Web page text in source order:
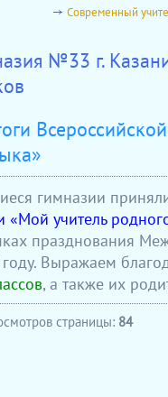
Современный
№33 г.
гимназии
«Мой учитель
празднования
Выражаем
, а также их
страницы: 84